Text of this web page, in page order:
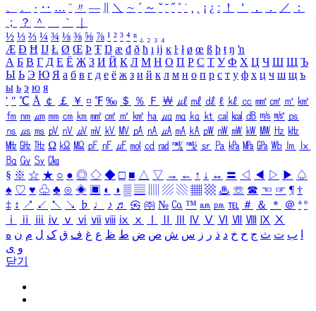
、
。 · ‥ … ¨ 〃 ― ＼ ∼ ´ ～ ˇ ˘ ˝ ˚ ˙ ¸ ¡ ¿ ː ！ ＇ ， ． ／
：
；
？ ＾ ｀
½ ⅓ ⅔ ¼ ¾ ⅛ ⅜ ⅝ ⅞ ¹ ² ³ ⁴ ⁿ ₁ ₂ ₃ ₄
Æ Ð Ħ Ĳ Ł Ø Œ Þ Ŧ Ŋ æ đ ð ħ ı ĳ ĸ ŀ ł ø œ ß þ ŧ ŋ ŉ
А Б В Г Д Е Ё Ж З И Й К Л М Н О П Р С Т У Ф Х Ц Ч Ш Щ Ъ
Ы Ь Э Ю Я а б в г д е ё ж з и й к л м н о п р с т у ф х ц ч ш щ ъ
ы ь э ю я
′ ″ ℃ Å ￠ ￡ ￥ ¤ ℉ ‰ ＄ ％ Ｆ ￦ ㎕ ㎖ ㎗ ℓ ㎘ ㏄ ㎣ ㎤ ㎥ ㎦
㎙ ㎚ ㎛ ㎜ ㎝ ㎞ ㎟ ㎠ ㎡ ㎢ ㏊ ㎍ ㎎ ㎏ ㏏ ㎈ ㎉ ㏈ ㎧ ㎨ ㎰
㎱ ㎲ ㎳ ㎴ ㎵ ㎶ ㎷ ㎸ ㎹ ㎀ ㎁ ㎂ ㎃ ㎄ ㎺ ㎻ ㎽ ㎾ ㎿ ㎐ ㎑
㎒ ㎓ ㎔ Ω ㏀ ㏁ ㎊ ㎋ ㎌ ㏖ ㏅ ㎭ ㎮ ㎯ ㏛ ㎩ ㎪ ㎫ ㎬ ㏝ ㏐
㏓
㏃ ㏉ ㏜ ㏆
§ ※ ☆ ★ ○ ● ◎ ◇ ◆ □ ■ △ ▽ → ← ↑ ↓ ↔ 〓 ◁ ◀ ▷ ▶ ♤
♠ ♡ ♥ ♧ ♣ ⊙ ◈ ▣ ◐ ◑ ▒ ▤ ▨ ▧ ▦ ▩ ♨ ☏ ☎ ☜ ☞ ¶ †
‡ ↕ ↗ ↙ ↖ ↘ ♭ ♩ ♪ ♬ ㉿ ㈜ № ㏇ ™ ㏂ ㏘ ℡ ＃ ＆ ＊ ＠ ª º
ⅰ
ⅱ ⅲ ⅳ ⅴ ⅵ ⅶ ⅷ ⅸ ⅹ Ⅳ Ⅴ Ⅵ Ⅶ Ⅷ Ⅸ Ⅹ
ب ت ث ج ح خ د ذ ر ز س ش ص ض ط ظ ع غ ف ق ک ل م ن ه
و ی
닫기